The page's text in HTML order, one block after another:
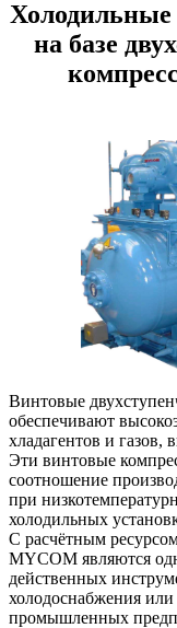
Холодильные
на базе
Винтовые
обеспечивают
хладагентов и газов,
Эти винтовые
соотношение
при
холодильных
С расчётным
MYCOM являются
действенных
холодоснабжения или
промышленных